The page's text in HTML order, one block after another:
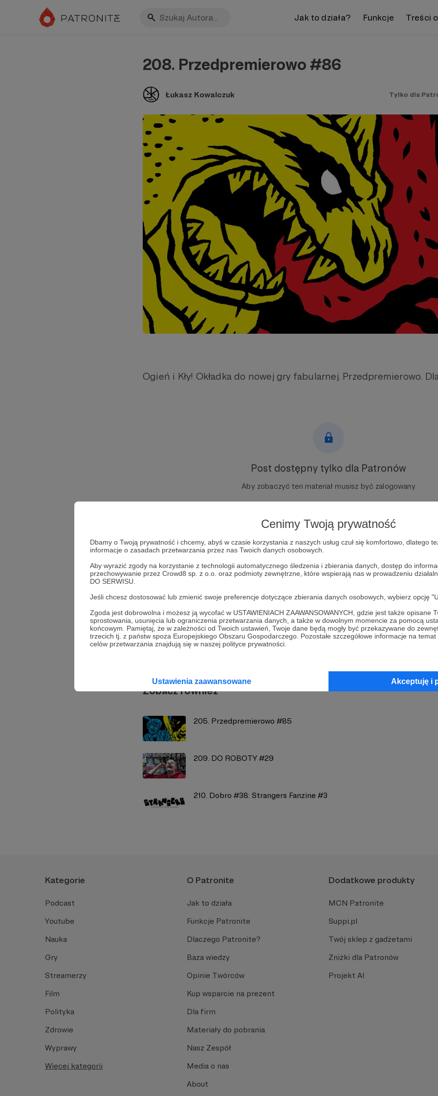
Cenimy Twoją prywatność
Dbamy o Twoją prywatność i chcemy, abyś w czasie korzystania z naszych usług czuł się komfortowo, dlatego
informacje o zasadach przetwarzania przez nas Twoich danych osobowych.
Aby wyrazić zgody na korzystanie z technologii automatycznego śledzenia i zbierania danych, dostęp do
przechowywanie przez Crowd8 sp. z o.o. oraz podmioty zewnętrzne, które wspierają nas w prowadzeniu
DO SERWISU.
Jeśli chcesz dostosować lub zmienić swoje preferencje dotyczące zbierania danych osobowych, wybierz opcję
Zgoda jest dobrowolna i możesz ją wycofać w USTAWIENIACH ZAAWANSOWANYCH, gdzie jest także opisane
sprostowania, usunięcia lub ograniczenia przetwarzania danych, a także w dowolnym momencie za pomocą
końcowym. Pamiętaj, że w zależności od Twoich ustawień, Twoje dane będą mogły być przekazywane do
trzecich tj. z państw spoza Europejskiego Obszaru Gospodarczego. Pozostałe szczegółowe informacje na
celów przetwarzania znajdują się w naszej polityce prywatności.
Ustawienia zaawansowane Akceptuję i
Jak to działa? Funkcje Treści
208. Przedpremierowo #86
Łukasz Kowalczuk Tylko dla
Ogień i Kły! Okładka do nowej gry fabularnej. Przedpremierowo.
Post dostępny tylko dla Patronów
Aby zobaczyć ten materiał musisz być zalogowany
diogo nogueira ttrpg rpg fire and fangs ilustracja okładka
Udostępnij
Łukasz Kowalczuk
Zobacz również
205. Przedpremierowo #85
209. DO ROBOTY #29
210. Dobro #38: Strangers Fanzine #3
Kategorie
Podcast
Youtube
Nauka
Gry
Streamerzy
Film
Polityka
Zdrowie
Wyprawy
Więcej kategorii
O Patronite
Jak to działa
Funkcje Patronite
Dlaczego Patronite?
Baza wiedzy
Opinie Twórców
Kup wsparcie na prezent
Dla firm
Materiały do pobrania
Nasz Zespół
Media o nas
About
Dodatkowe produkty
MCN Patronite
Suppi.pl
Twój sklep z gadżetami
Zniżki dla Patronów
Projekt AI